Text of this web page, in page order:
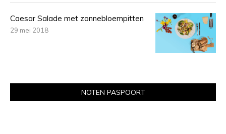
Caesar Salade met zonnebloempitten
29 mei 2018
NOTEN PASPOORT